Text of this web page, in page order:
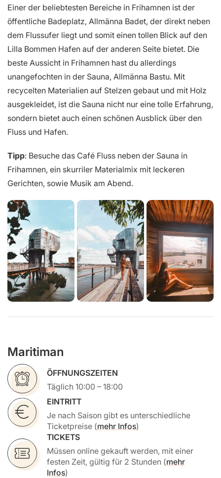
Einer der beliebtesten Bereiche in Frihamnen ist der
öffentliche Badeplatz, Allmänna Badet, der direkt neben
dem Flussufer liegt und somit einen tollen Blick auf den
Lilla Bommen Hafen auf der anderen Seite bietet. Die
beste Aussicht in Frihamnen hast du allerdings
unangefochten in der Sauna, Allmänna Bastu. Mit
recycelten Materialien auf Stelzen gebaut und mit Holz
ausgekleidet, ist die Sauna nicht nur eine tolle Erfahrung,
sondern bietet auch einen schönen Ausblick über den
Fluss und Hafen.
Tipp: Besuche das Café Fluss neben der Sauna in
Frihamnen, ein skurriler Materialmix mit leckeren
Gerichten, sowie Musik am Abend.
Maritiman
ÖFFNUNGSZEITEN
Täglich 10:00 – 18:00
EINTRITT
Je nach Saison gibt es unterschiedliche
Ticketpreise (mehr Infos)
TICKETS
Müssen online gekauft werden, mit einer
festen Zeit, gültig für 2 Stunden (mehr
Infos)